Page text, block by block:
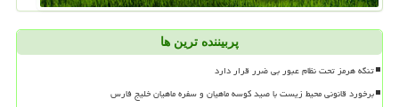
پربیننده ترین ها
تنگه هرمز تحت نظام عبور بی ضرر قرار دارد
برخورد قانونی محیط زیست با صید کوسه ماهیان و سفره ماهیان خلیج فارس